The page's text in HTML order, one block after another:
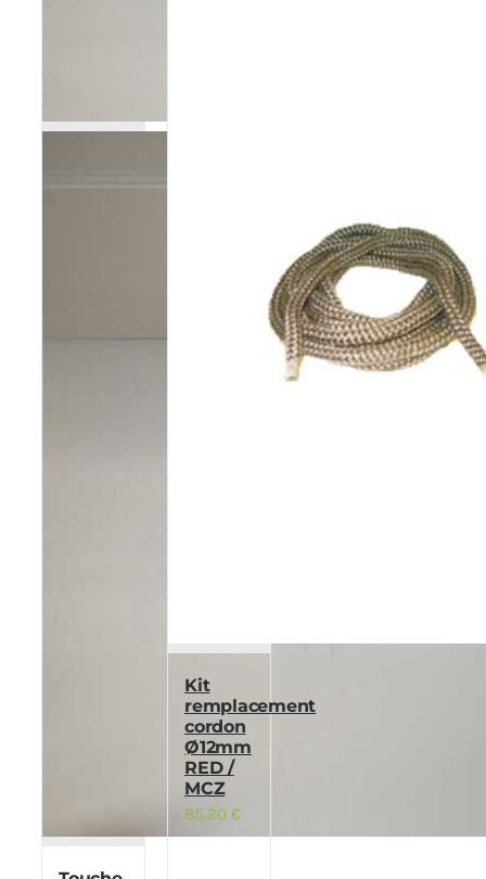
Kit
remplacement
cordon
Ø12mm
RED /
MCZ
85,20€